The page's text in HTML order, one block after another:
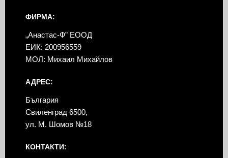
ФИРМА:
„Анастас-Ф” ЕООД
ЕИК: 200956559
МОЛ: Михаил Михайлов
АДРЕС:
България
Свиленград 6500,
ул. М. Шомов №18
КОНТАКТИ: